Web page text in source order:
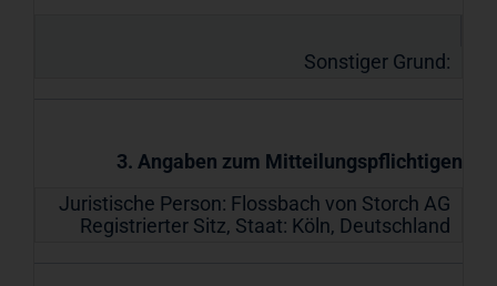
Sonstiger Grund:
3. Angaben zum Mitteilungspflichtigen
Juristische Person: Flossbach von Storch AG
Registrierter Sitz, Staat: Köln, Deutschland